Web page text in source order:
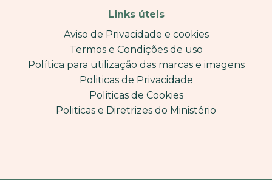
Links úteis
Aviso de Privacidade e cookies
Termos e Condições de uso
Política para utilização das marcas e imagens
Politicas de Privacidade
Politicas de Cookies
Politicas e Diretrizes do Ministério